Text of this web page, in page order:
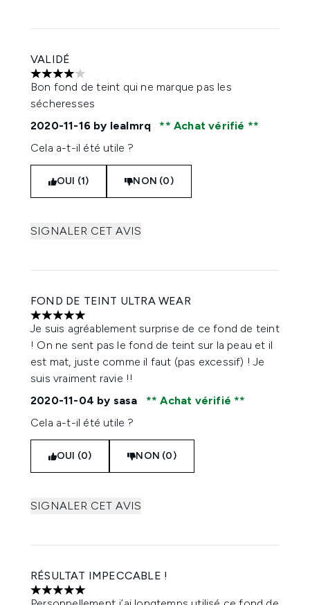
VALIDÉ
4 étoiles sur un maximum de 5
Bon fond de teint qui ne marque pas les
sécheresses
2020-11-16 by lealmrq
Achat vérifié
Cela a-t-il été utile ?
OUI (1) NON (0)
SIGNALER CET AVIS
FOND DE TEINT ULTRA WEAR
5 étoiles sur un maximum de 5
Je suis agréablement surprise de ce fond de teint
! On ne sent pas le fond de teint sur la peau et il
est mat, juste comme il faut (pas excessif) ! Je
suis vraiment ravie !!
2020-11-04 by sasa
Achat vérifié
Cela a-t-il été utile ?
OUI (0) NON (0)
SIGNALER CET AVIS
RÉSULTAT IMPECCABLE !
5 étoiles sur un maximum de 5